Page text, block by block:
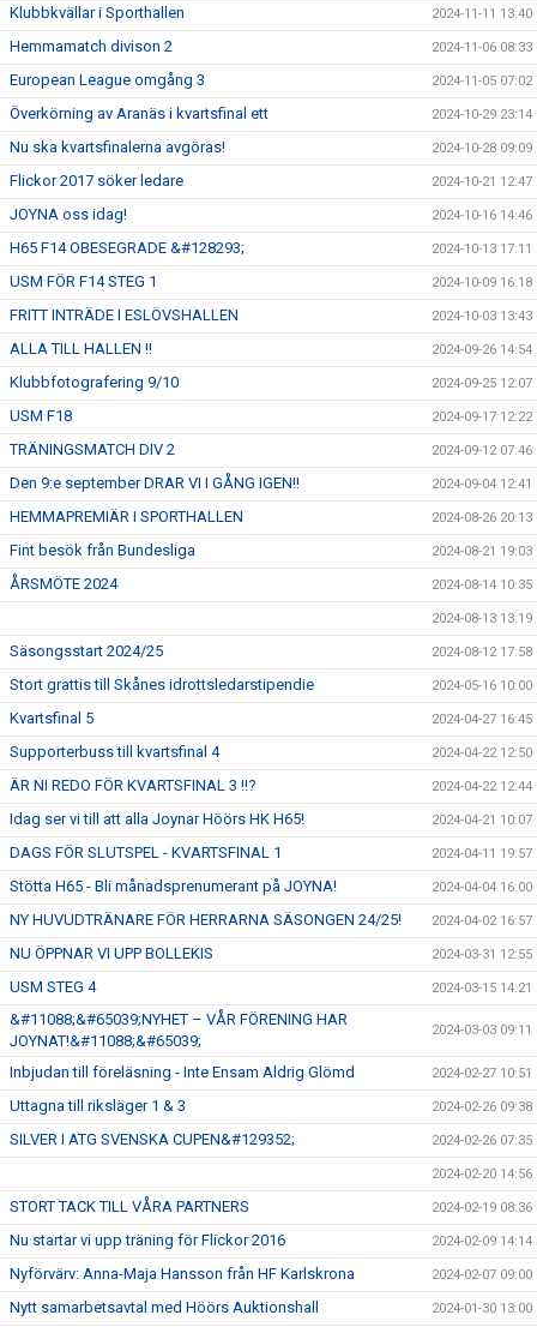
Klubbkvällar i Sporthallen 2024-11-11 13:40
Hemmamatch divison 2 2024-11-06 08:33
European League omgång 3 2024-11-05 07:02
Överkörning av Aranäs i kvartsfinal ett 2024-10-29 23:14
Nu ska kvartsfinalerna avgöras! 2024-10-28 09:09
Flickor 2017 söker ledare 2024-10-21 12:47
JOYNA oss idag! 2024-10-16 14:46
H65 F14 OBESEGRADE &#128293; 2024-10-13 17:11
USM FÖR F14 STEG 1 2024-10-09 16:18
FRITT INTRÄDE I ESLÖVSHALLEN 2024-10-03 13:43
ALLA TILL HALLEN !! 2024-09-26 14:54
Klubbfotografering 9/10 2024-09-25 12:07
USM F18 2024-09-17 12:22
TRÄNINGSMATCH DIV 2 2024-09-12 07:46
Den 9:e september DRAR VI I GÅNG IGEN!! 2024-09-04 12:41
HEMMAPREMIÄR I SPORTHALLEN 2024-08-26 20:13
Fint besök från Bundesliga 2024-08-21 19:03
ÅRSMÖTE 2024 2024-08-14 10:35
2024-08-13 13:19
Säsongsstart 2024/25 2024-08-12 17:58
Stort grattis till Skånes idrottsledarstipendie 2024-05-16 10:00
Kvartsfinal 5 2024-04-27 16:45
Supporterbuss till kvartsfinal 4 2024-04-22 12:50
ÄR NI REDO FÖR KVARTSFINAL 3 !!? 2024-04-22 12:44
Idag ser vi till att alla Joynar Höörs HK H65! 2024-04-21 10:07
DAGS FÖR SLUTSPEL - KVARTSFINAL 1 2024-04-11 19:57
Stötta H65 - Bli månadsprenumerant på JOYNA! 2024-04-04 16:00
NY HUVUDTRÄNARE FÖR HERRARNA SÄSONGEN 24/25! 2024-04-02 16:57
NU ÖPPNAR VI UPP BOLLEKIS 2024-03-31 12:55
USM STEG 4 2024-03-15 14:21
&#11088;&#65039;NYHET – VÅR FÖRENING HAR
JOYNAT!&#11088;&#65039;
2024-03-03 09:11
Inbjudan till föreläsning - Inte Ensam Aldrig Glömd 2024-02-27 10:51
Uttagna till riksläger 1 & 3 2024-02-26 09:38
SILVER I ATG SVENSKA CUPEN&#129352; 2024-02-26 07:35
2024-02-20 14:56
STORT TACK TILL VÅRA PARTNERS 2024-02-19 08:36
Nu startar vi upp träning för Flickor 2016 2024-02-09 14:14
Nyförvärv: Anna-Maja Hansson från HF Karlskrona 2024-02-07 09:00
Nytt samarbetsavtal med Höörs Auktionshall 2024-01-30 13:00